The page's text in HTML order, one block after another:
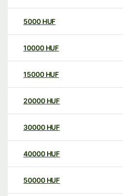
5000 HUF
10000 HUF
15000 HUF
20000 HUF
30000 HUF
40000 HUF
50000 HUF